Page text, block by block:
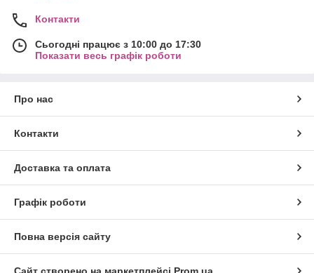
Контакти
Сьогодні працює з 10:00 до 17:30
Показати весь графік роботи
Про нас
Контакти
Доставка та оплата
Графік роботи
Повна версія сайту